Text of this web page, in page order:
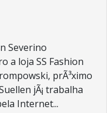
Severino
a loja SS Fashion
prÃ³ximo
jÃ¡ trabalha
Internet...